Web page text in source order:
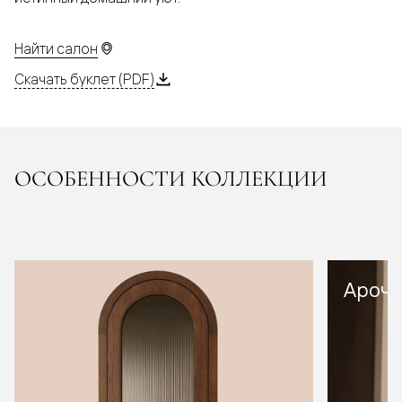
Найти салон
Скачать буклет (PDF)
ОСОБЕННОСТИ КОЛЛЕКЦИИ